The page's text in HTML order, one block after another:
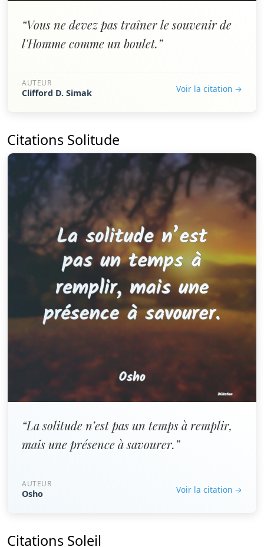
“Vous ne devez pas traîner le souvenir de
l'Homme comme un boulet.”
AUTEUR
Clifford D. Simak Voir la citation →
Citations Solitude
“La solitude n’est pas un temps à remplir,
mais une présence à savourer.”
AUTEUR
Osho Voir la citation →
Citations Soleil